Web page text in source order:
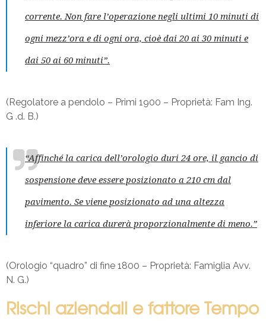
corrente. Non fare l’operazione negli ultimi 10 minuti di
ogni mezz’ora e di ogni ora, cioè dai 20 ai 30 minuti e
dai 50 ai 60 minuti”.
(Regolatore a pendolo – Primi 1900 – Proprietà: Fam Ing.
G .d. B.)
“Affinché la carica dell’orologio duri 24 ore, il gancio di
sospensione deve essere posizionato a 210 cm dal
pavimento. Se viene posizionato ad una altezza
inferiore la carica durerà proporzionalmente di meno.”
(Orologio “quadro” di fine 1800 – Proprietà: Famiglia Avv.
N. G.)
Rischi aziendali e fattore Tempo